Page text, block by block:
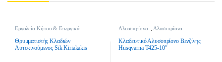
Εργαλεία Κήπου & Γεωργικά
θρυμματιστές Κλαδιών Πετρελαίου
Θρυμματιστής Κλαδιών
Αυτοκινούμενος Sik Kiriakakis
Αλυσοπρίονα
Αλυσοπρίονα
Γεωργικά Εργαλεία
Κλαδευτικό Αλυσοπρίονο Βενζίνης
Husqvarna T425-10″